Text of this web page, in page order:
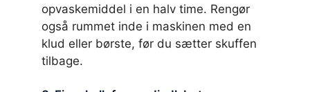
opvaskemiddel i en halv time. Rengør
også rummet inde i maskinen med en
klud eller børste, før du sætter skuffen
tilbage.